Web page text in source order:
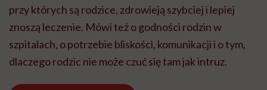
przy których są rodzice, zdrowieją szybciej i lepiej
znoszą leczenie. Mówi też o godności rodzin w
szpitalach, o potrzebie bliskości, komunikacji i o tym,
dlaczego rodzic nie może czuć się tam jak intruz.